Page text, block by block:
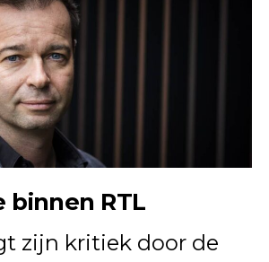
binnen RTL
zijn kritiek door de